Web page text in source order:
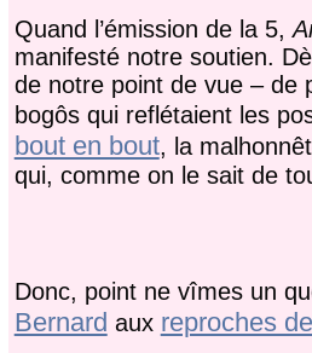
Quand l’émission de la 5,
manifesté notre soutien.
de notre point de vue – de
bogôs qui reflétaient les
bout en bout, la
qui, comme on le sait de
Donc, point ne vîmes un
Bernard aux reproches